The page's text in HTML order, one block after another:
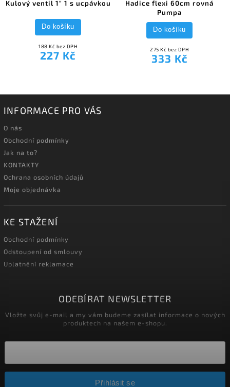
Kulový ventil 1" 1 s ucpávkou
188 Kč bez DPH
227 Kč
Do košíku
Hadice flexi 60cm rovná
Pumpa
275 Kč bez DPH
333 Kč
Do košíku
INFORMACE PRO VÁS
O nás
Obchodní podmínky
Jak na to?
KONTAKTY
Ochrana osobních údajů
Moje objednávka
KE STAŽENÍ
Obchodní podmínky
Odstoupení od smlouvy
Uplatnění reklamace
ODEBÍRAT NEWSLETTER
Vložte svůj e-mail a my vám budeme zasílat informace o nových
produktech na našem e-shopu.
Přihlásit se